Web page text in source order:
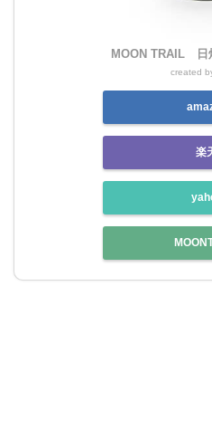
MOON TRAIL 日
created
楽